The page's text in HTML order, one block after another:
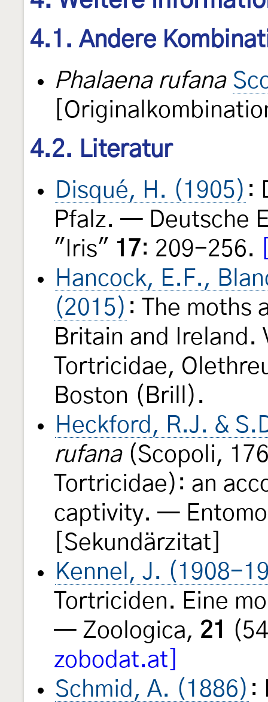
4.1. Andere
Phalaena rufana
4.2. Literatur
Disqué, H. (1905) :
Pfalz. — Deutsche
"Iris" 17: 209-256.
Hancock, E.F.,
(2015) : The moths
Britain and Ireland.
Tortricidae,
Boston (Brill).
Heckford, R.J. &
rufana(Scopoli,
Tortricidae): an
captivity. —
[Sekundärzitat]
Kennel, J. (1908-
Tortriciden. Eine
— Zoologica, 21
zobodat.at]
Schmid, A. (1886) :